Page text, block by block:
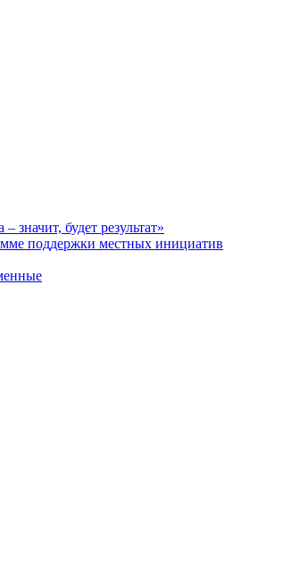
будет результат»
поддержки местных инициатив